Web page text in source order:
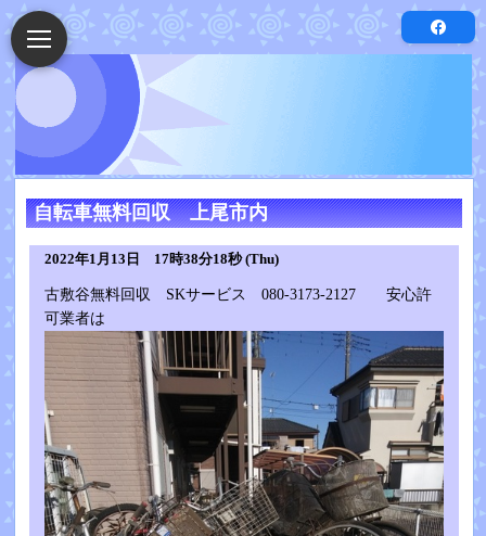
自転車無料回収 上尾市内
2022年1月13日 17時38分18秒 (Thu)
古敷谷無料回収 SKサービス 080-3173-2127 安心許
可業者は